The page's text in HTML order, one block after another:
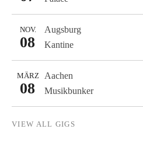
Augsburg
NOV.
08 Kantine
Aachen
MÄRZ
08 Musikbunker
VIEW ALL GIGS